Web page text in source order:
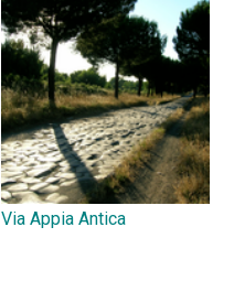
Via Appia Antica